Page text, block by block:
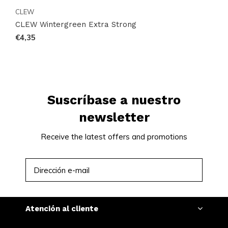
CLEW
CLEW Wintergreen Extra Strong
€4,35
Suscríbase a nuestro
newsletter
Receive the latest offers and promotions
Atención al cliente